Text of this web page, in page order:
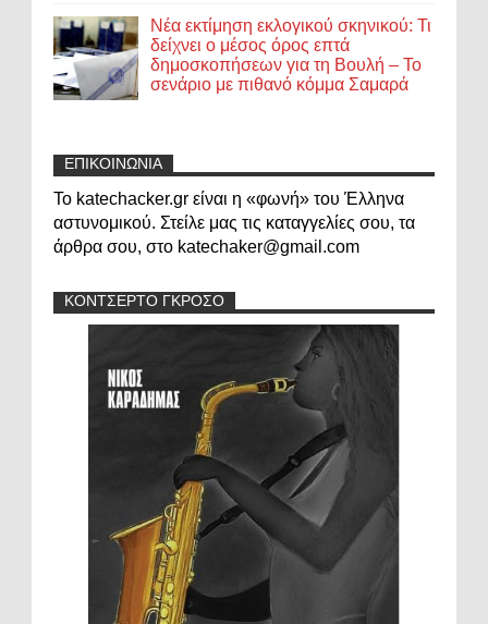
Νέα εκτίμηση εκλογικού σκηνικού: Τι
δείχνει ο μέσος όρος επτά
δημοσκοπήσεων για τη Βουλή – Το
σενάριο με πιθανό κόμμα Σαμαρά
ΕΠΙΚΟΙΝΩΝΙΑ
Το katechacker.gr είναι η «φωνή» του Έλληνα
αστυνομικού. Στείλε μας τις καταγγελίες σου, τα
άρθρα σου, στο katechaker@gmail.com
ΚΟΝΤΣΕΡΤΟ ΓΚΡΟΣΟ